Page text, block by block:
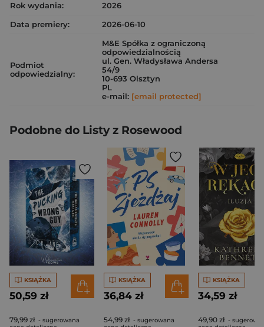
Rok wydania:
2026
Data premiery:
2026-06-10
Podmiot
odpowiedzialny:
M&E Spółka z ograniczoną
odpowiedzialnością
ul. Gen. Władysława Andersa
54/9
10-693 Olsztyn
PL
e-mail: [email protected]
Podobne do Listy z Rosewood
KSIĄŻKA
50,59 zł
79,99 zł - sugerowana
KSIĄŻKA
36,84 zł
54,99 zł - sugerowana
KSIĄŻKA
34,59 zł
49,90 zł -